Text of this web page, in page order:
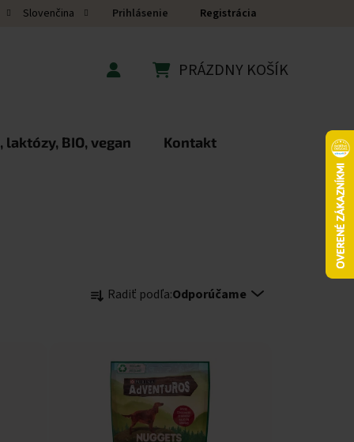
Slovenčina Prihlásenie Registrácia
PRÁZDNY KOŠÍK
laktózy, BIO, vegan Kontakt
Radiť podľa:Odporúčame